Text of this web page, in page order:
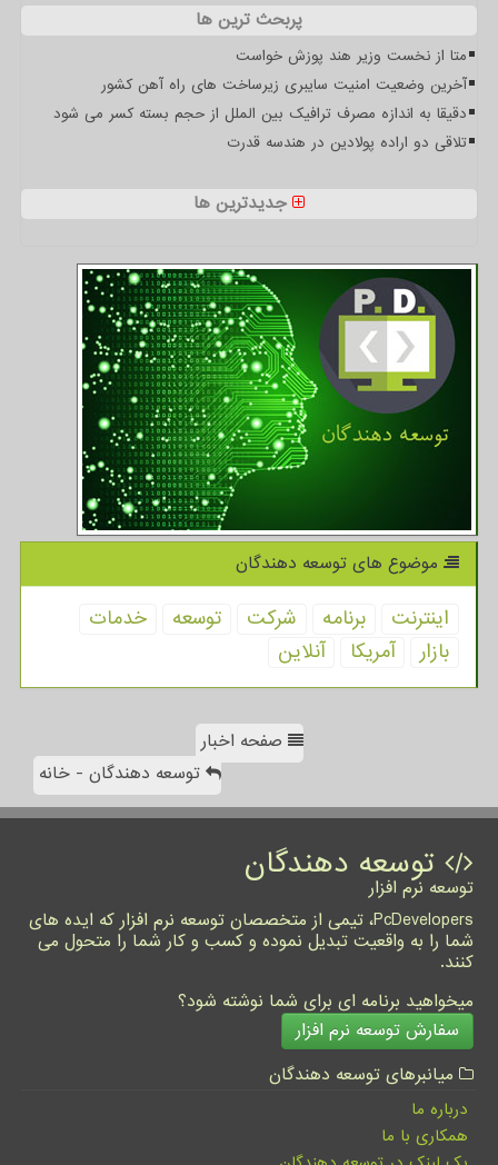
پربحث ترین ها
متا از نخست وزیر هند پوزش خواست
آخرین وضعیت امنیت سایبری زیرساخت های راه آهن کشور
دقیقا به اندازه مصرف ترافیک بین الملل از حجم بسته کسر می شود
تلاقی دو اراده پولادین در هندسه قدرت
جدیدترین ها
موضوع های توسعه دهندگان
اینترنت برنامه شركت توسعه
خدمات
بازار
آمریكا آنلاین
صفحه اخبار
توسعه دهندگان - خانه
توسعه دهندگان
توسعه نرم افزار
PcDevelopers، تیمی از متخصصان توسعه نرم افزار که ایده های
شما را به واقعیت تبدیل نموده و کسب و کار شما را متحول می
کنند.
میخواهید برنامه ای برای شما نوشته شود؟
سفارش توسعه نرم افزار
میانبرهای توسعه دهندگان
درباره ما
همکاری با ما